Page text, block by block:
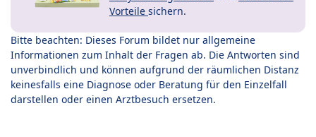
Vorteile sichern.
Bitte beachten: Dieses Forum bildet nur allgemeine
Informationen zum Inhalt der Fragen ab. Die Antworten sind
unverbindlich und können aufgrund der räumlichen Distanz
keinesfalls eine Diagnose oder Beratung für den Einzelfall
darstellen oder einen Arztbesuch ersetzen.